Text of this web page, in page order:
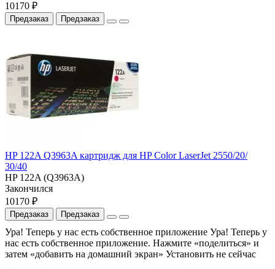
10170 ₽
Предзаказ Предзаказ
HP 122A Q3963A картридж для HP Color LaserJet 2550/20/
30/40
HP 122A (Q3963A)
Закончился
10170 ₽
Предзаказ Предзаказ
Ура! Теперь у нас есть собственное приложение Ура! Теперь у
нас есть собственное приложение. Нажмите «поделиться» и
затем «добавить на домашний экран» Установить не сейчас